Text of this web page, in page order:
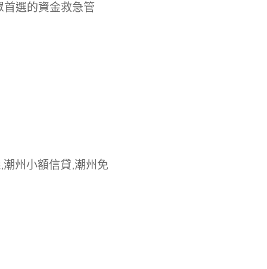
選的資金救急管
州小額信貸,潮州免